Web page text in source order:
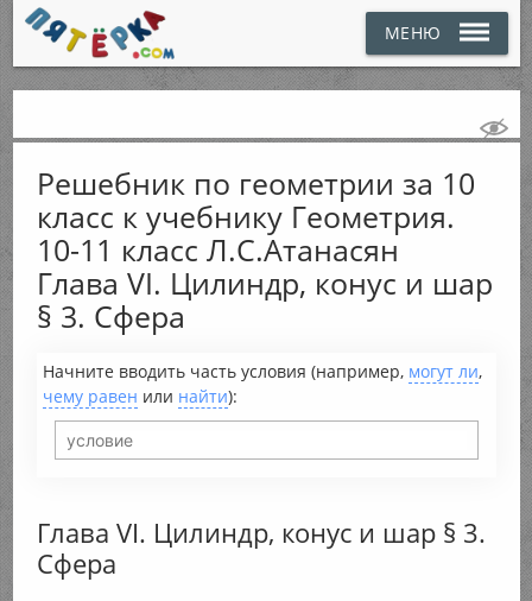
МЕНЮ
Решебник по геометрии за 10
класс к учебнику Геометрия.
10-11 класс Л.С.Атанасян
Глава VI. Цилиндр, конус и шар
§ 3. Сфера
Начните вводить часть условия (например, могут ли,
чему равен или найти):
Глава VI. Цилиндр, конус и шар § 3.
Сфера